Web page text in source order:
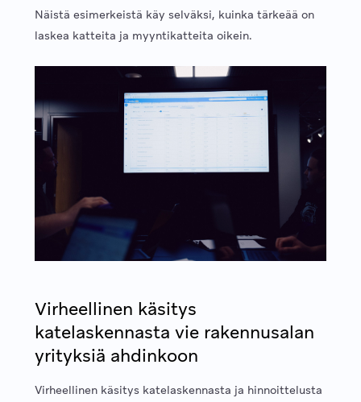
Näistä esimerkeistä käy selväksi, kuinka tärkeää on
laskea katteita ja myyntikatteita oikein.
Virheellinen käsitys
katelaskennasta vie rakennusalan
yrityksiä ahdinkoon
Virheellinen käsitys katelaskennasta ja hinnoittelusta